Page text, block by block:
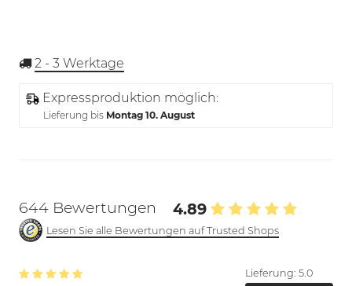
2 - 3 Werktage
Expressproduktion möglich:
Lieferung bis Montag 10. August
644 Bewertungen 4.89
Lesen Sie alle Bewertungen auf Trusted Shops
Lieferung: 5.0